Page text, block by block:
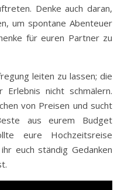
Denke auch daran,
um spontane Abenteuer
für euren Partner zu
leiten zu lassen; die
nicht schmälern.
von Preisen und sucht
aus eurem Budget
eure Hochzeitsreise
euch ständig Gedanken